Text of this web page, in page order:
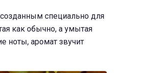
специально для
как обычно, а умытая
ноты, аромат звучит